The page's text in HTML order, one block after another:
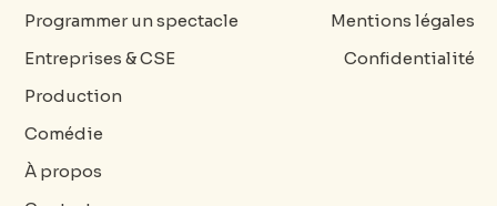
Programmer un spectacle
Entreprises & CSE
Production
Comédie
À propos
Mentions légales
Confidentialité